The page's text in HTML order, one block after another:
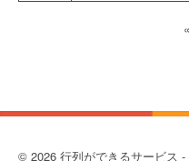
© 2026 行列ができるサービス